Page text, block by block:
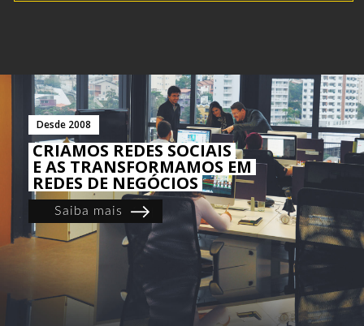
Desde 2008
CRIAMOS REDES SOCIAIS
E AS TRANSFORMAMOS EM
REDES DE NEGÓCIOS
Saiba mais